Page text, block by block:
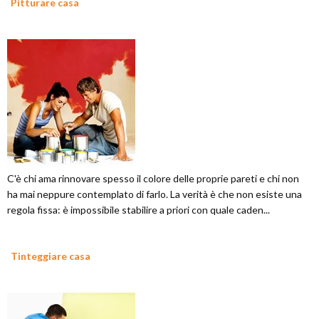
Pitturare casa
C'è chi ama rinnovare spesso il colore delle proprie pareti e chi non
ha mai neppure contemplato di farlo. La verità è che non esiste una
regola fissa: è impossibile stabilire a priori con quale caden...
Tinteggiare casa